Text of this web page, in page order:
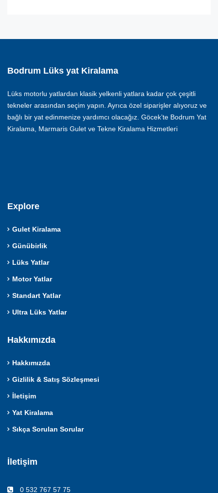
Bodrum Lüks yat Kiralama
Lüks motorlu yatlardan klasik yelkenli yatlara kadar çok çeşitli
tekneler arasından seçim yapın. Ayrıca özel siparişler alıyoruz ve
bağlı bir yat edinmenize yardımcı olacağız. Göcek’te Bodrum Yat
Kiralama, Marmaris Gulet ve Tekne Kiralama Hizmetleri
Explore
Gulet Kiralama
Günübirlik
Lüks Yatlar
Motor Yatlar
Standart Yatlar
Ultra Lüks Yatlar
Hakkımızda
Hakkımızda
Gizlilik & Satış Sözleşmesi
İletişim
Yat Kiralama
Sıkça Sorulan Sorular
İletişim
0 532 767 57 75